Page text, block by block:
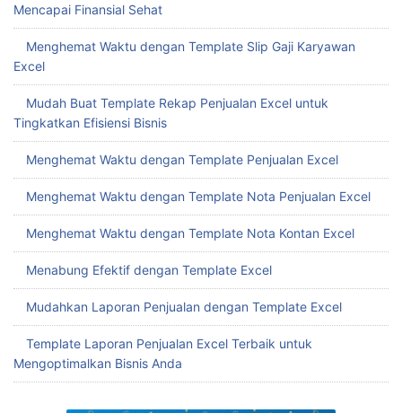
Mencapai Finansial Sehat
Menghemat Waktu dengan Template Slip Gaji Karyawan
Excel
Mudah Buat Template Rekap Penjualan Excel untuk
Tingkatkan Efisiensi Bisnis
Menghemat Waktu dengan Template Penjualan Excel
Menghemat Waktu dengan Template Nota Penjualan Excel
Menghemat Waktu dengan Template Nota Kontan Excel
Menabung Efektif dengan Template Excel
Mudahkan Laporan Penjualan dengan Template Excel
Template Laporan Penjualan Excel Terbaik untuk
Mengoptimalkan Bisnis Anda